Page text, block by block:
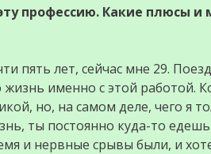
профессию. Какие плюсы и
пять лет, сейчас мне 29.
именно с этой работой.
но, на самом деле, чего я
ты постоянно куда-то
и нервные срывы были, и